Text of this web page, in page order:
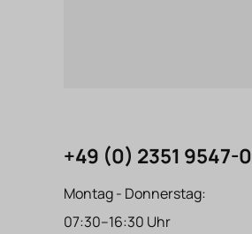
+49 (0) 2351 9547-0
Montag - Donnerstag:
07:30–16:30 Uhr